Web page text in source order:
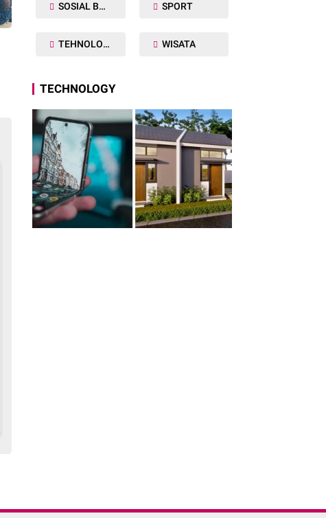
SOSIAL BUDAYA SPORT
TEHNOLOGY WISATA
TECHNOLOGY